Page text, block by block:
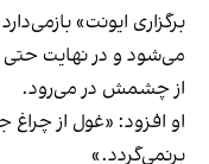
برگزاری ایونت»
می‌شود و در نهایت
از چشمش در می‌رود.
او افزود: «غول از چراغ
برنمی‎‌گردد.»